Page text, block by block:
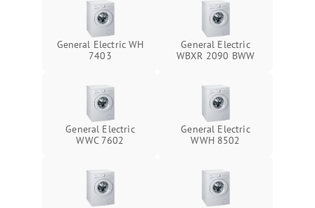
General Electric WH
7403
General Electric
WBXR 2090 BWW
General Electric
WWC 7602
General Electric
WWH 8502